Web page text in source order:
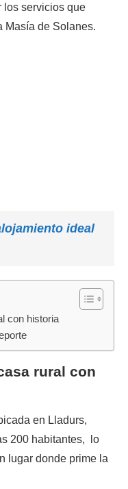
los servicios que
Masía de Solanes.
ideal
con historia
rural con
en Lladurs,
200 habitantes, lo
lugar donde prime la